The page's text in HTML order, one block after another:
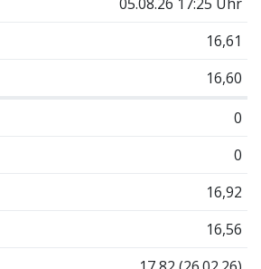
16,61
16,60
0
0
16,92
16,56